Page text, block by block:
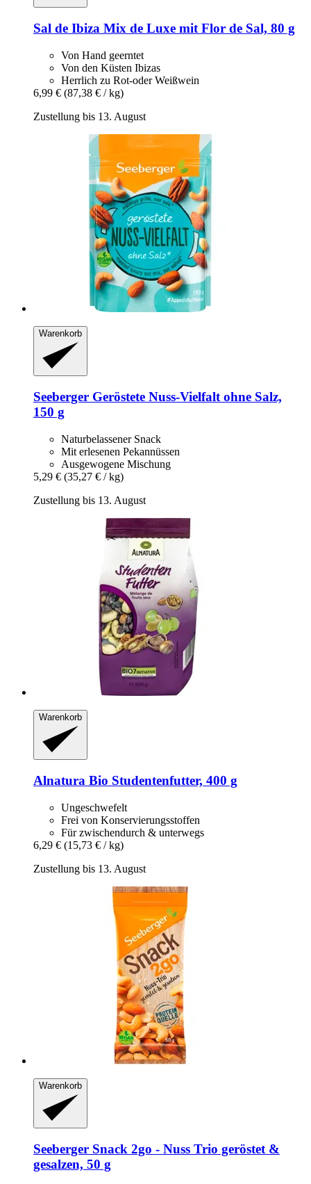
Sal de Ibiza Mix de Luxe mit Flor de Sal, 80 g
Von Hand geerntet
Von den Küsten Ibizas
Herrlich zu Rot-oder Weißwein
6,99 € (87,38 € / kg)
Zustellung bis 13. August
Warenkorb
Seeberger Geröstete Nuss-​Vielfalt ohne Salz,
150 g
Naturbelassener Snack
Mit erlesenen Pekannüssen
Ausgewogene Mischung
5,29 € (35,27 € / kg)
Zustellung bis 13. August
Warenkorb
Alnatura Bio Studentenfutter, 400 g
Ungeschwefelt
Frei von Konservierungsstoffen
Für zwischendurch & unterwegs
6,29 € (15,73 € / kg)
Zustellung bis 13. August
Warenkorb
Seeberger Snack 2go -​ Nuss Trio geröstet &
gesalzen, 50 g